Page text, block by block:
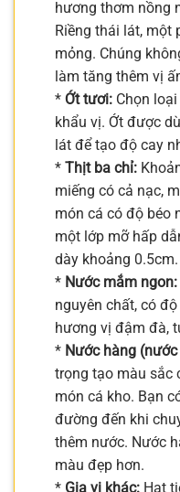
hương thơm nồng
Riềng thái lát, một
mỏng. Chúng
làm tăng thêm vị
* Ớt tươi: Chọn
khẩu vị. Ớt được
lát để tạo độ cay
* Thịt ba chỉ:
miếng có cả nạc,
món cá có độ béo
một lớp mỡ hấp
dày khoảng 0.5cm.
* Nước mắm ngon:
nguyên chất, có
hương vị đậm đà,
* Nước hàng
trọng tạo màu sắc
món cá kho. Bạn
đường đến khi
thêm nước. Nước
màu đẹp hơn.
* Gia vị khác: Hạt